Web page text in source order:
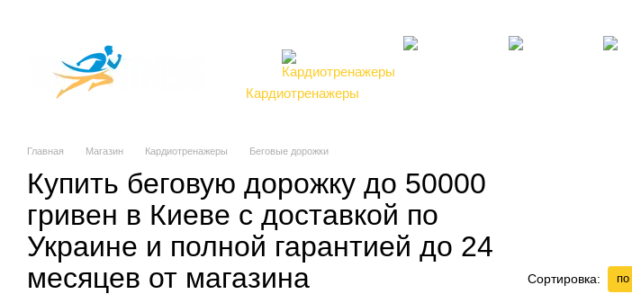
Кардиотренажеры
Главная Магазин Кардиотренажеры Беговые дорожки
Купить беговую дорожку до 50000
гривен в Киеве с доставкой по
Украине и полной гарантией до 24
месяцев от магазина
Сортировка: по